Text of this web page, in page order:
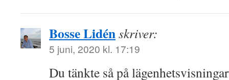
Bosse Lidénskriver:
5 juni, 2020 kl. 17:19
Du tänkte så på